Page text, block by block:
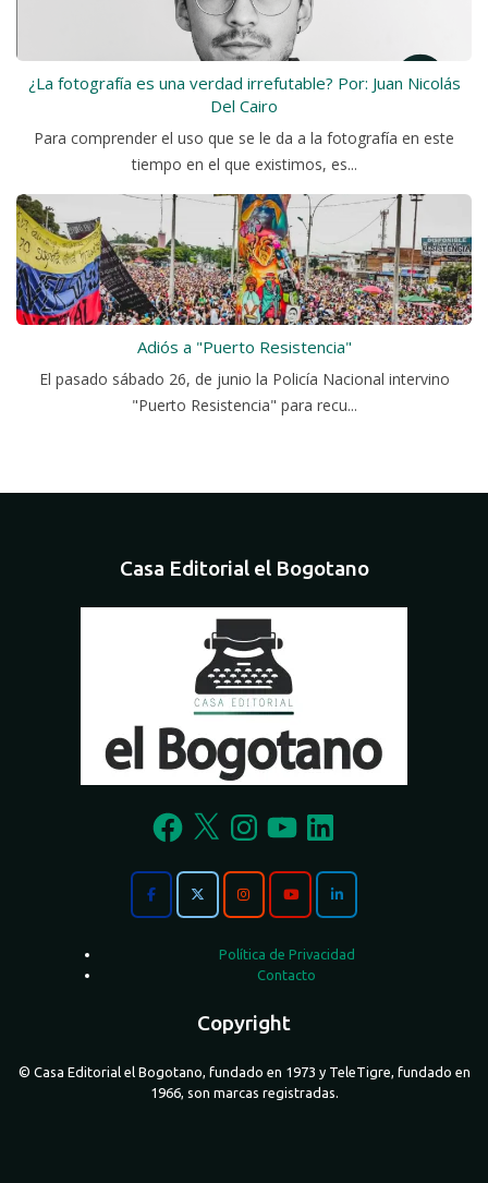
¿La fotografía es una verdad irrefutable? Por: Juan Nicolás
Del Cairo
Para comprender el uso que se le da a la fotografía en este
tiempo en el que existimos, es...
Adiós a "Puerto Resistencia"
El pasado sábado 26, de junio la Policía Nacional intervino
"Puerto Resistencia" para recu...
Casa Editorial el Bogotano
Facebook
X InstagramYouTubeLinkedIn
Política de Privacidad
Contacto
Copyright
© Casa Editorial el Bogotano, fundado en 1973 y TeleTigre, fundado en
1966, son marcas registradas.